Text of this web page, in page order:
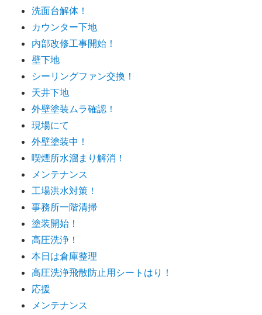
洗面台解体！
カウンター下地
内部改修工事開始！
壁下地
シーリングファン交換！
天井下地
外壁塗装ムラ確認！
現場にて
外壁塗装中！
喫煙所水溜まり解消！
メンテナンス
工場洪水対策！
事務所一階清掃
塗装開始！
高圧洗浄！
本日は倉庫整理
高圧洗浄飛散防止用シートはり！
応援
メンテナンス